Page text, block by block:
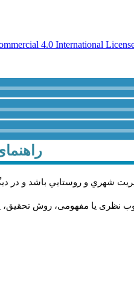
4.0 International
شهري و روستايي باشد و در
یا مفهومی، روش تحقیق،